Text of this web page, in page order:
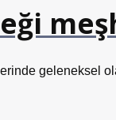
geleneksel